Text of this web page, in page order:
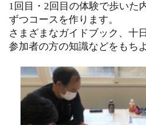
1回目・2回目の体験で歩いた
ずつコースを作ります。
さまざまなガイドブック、十
参加者の方の知識などをもち